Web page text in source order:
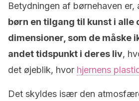
Betydningen af børnehaven er,
børn en tilgang til kunst i alle
dimensioner, som de måske
andet tidspunkt i deres liv,
det øjeblik, hvor hjernens
Det skyldes især den